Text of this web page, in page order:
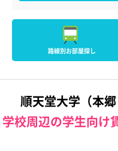
路線別お部屋探し
順天堂大学（本郷
学校周辺の学生向け